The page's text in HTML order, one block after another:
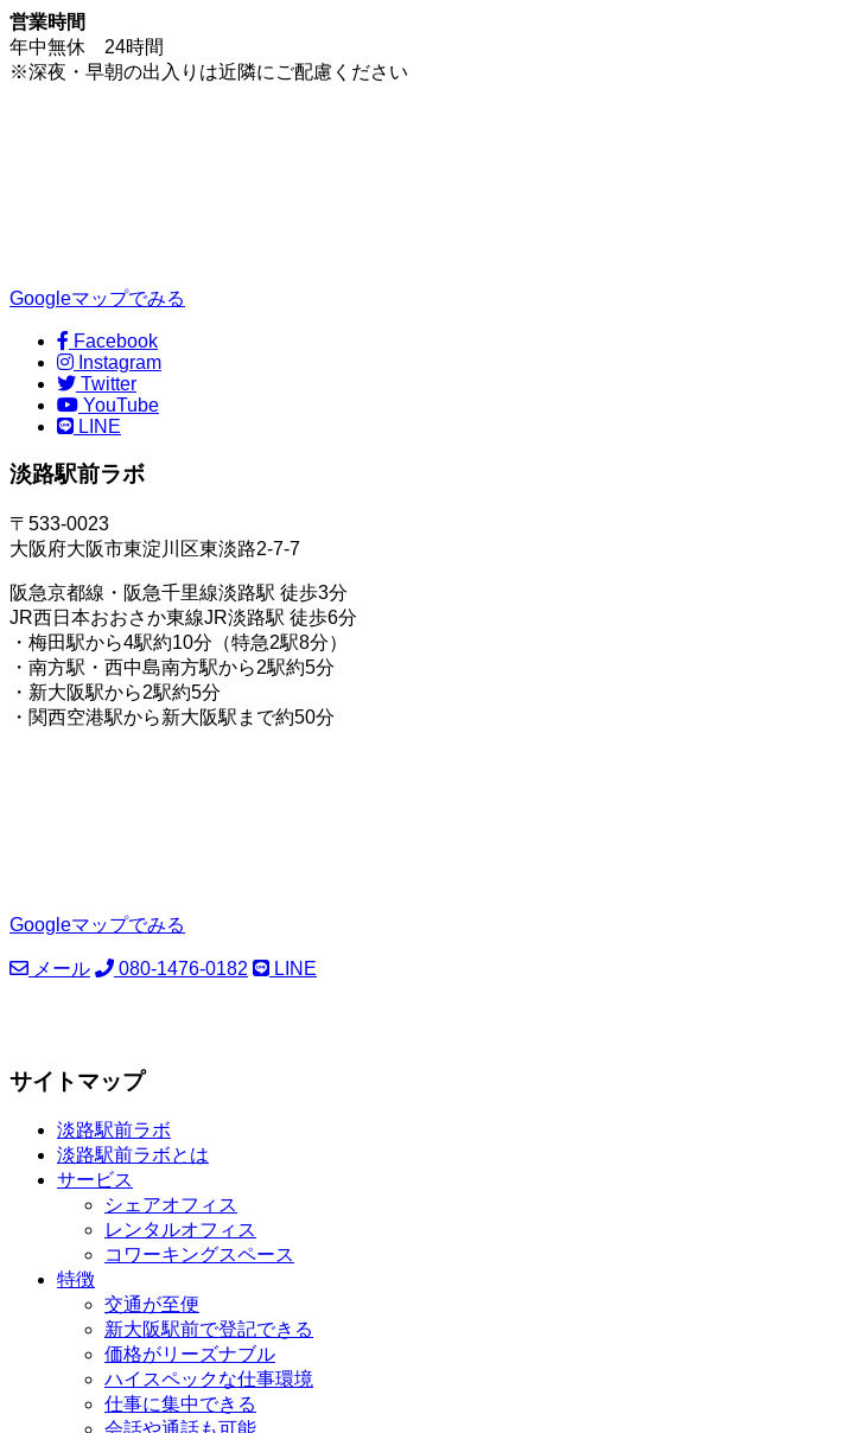
営業時間
年中無休 24時間
※深夜・早朝の出入りは近隣にご配慮ください
Googleマップでみる
Facebook
Instagram
Twitter
YouTube
LINE
淡路駅前ラボ
〒533-0023
大阪府大阪市東淀川区東淡路2-7-7
阪急京都線・阪急千里線淡路駅 徒歩3分
JR西日本おおさか東線JR淡路駅 徒歩6分
・梅田駅から4駅約10分（特急2駅8分）
・南方駅・西中島南方駅から2駅約5分
・新大阪駅から2駅約5分
・関西空港駅から新大阪駅まで約50分
Googleマップでみる
メール 080-1476-0182 LINE
サイトマップ
淡路駅前ラボ
淡路駅前ラボとは
サービス
シェアオフィス
レンタルオフィス
コワーキングスペース
特徴
交通が至便
新大阪駅前で登記できる
価格がリーズナブル
ハイスペックな仕事環境
仕事に集中できる